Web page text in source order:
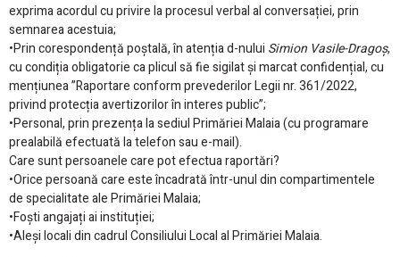
exprima acordul cu privire la procesul verbal al conversației, prin
semnarea acestuia;
•Prin corespondență poștală, în atenția d-nului Simion Vasile-Dragoș,
cu condiția obligatorie ca plicul să fie sigilat și marcat confidențial, cu
mențiunea ”Raportare conform prevederilor Legii nr. 361/2022,
privind protecția avertizorilor în interes public”;
•Personal, prin prezența la sediul Primăriei Malaia (cu programare
prealabilă efectuată la telefon sau e-mail).
Care sunt persoanele care pot efectua raportări?
•Orice persoană care este încadrată într-unul din compartimentele
de specialitate ale Primăriei Malaia;
•Foști angajați ai instituției;
•Aleși locali din cadrul Consiliului Local al Primăriei Malaia.